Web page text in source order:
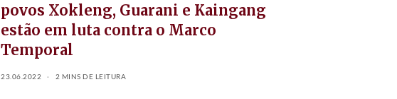
povos Xokleng, Guarani e Kaingang
estão em luta contra o Marco
Temporal
23.06.2022 2 MINS DE LEITURA